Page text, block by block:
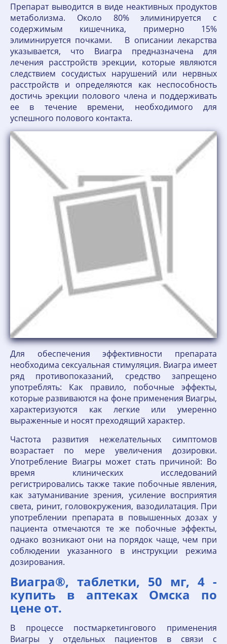
Препарат выводится в виде неактивных продуктов
метаболизма. Около 80% элиминируется с
содержимым кишечника, примерно 15%
элиминируется почками. В описании лекарства
указывается, что Виагра предназначена для
лечения расстройств эрекции, которые являются
следствием сосудистых нарушений или нервных
расстройств и определяются как неспособность
достичь эрекции полового члена и поддерживать
ее в течение времени, необходимого для
успешного полового контакта.
Для обеспечения эффективности препарата
необходима сексуальная стимуляция. Виагра имеет
ряд противопоказаний, средство запрещено
употреблять: Как правило, побочные эффекты,
которые развиваются на фоне применения Виагры,
характеризуются как легкие или умеренно
выраженные и носят преходящий характер.
Частота развития нежелательных симптомов
возрастает по мере увеличения дозировки.
Употребление Виагры может стать причиной: Во
время клинических исследований
регистрировались также такие побочные явления,
как затуманивание зрения, усиление восприятия
света, ринит, головокружения, вазодилатация. При
употреблении препарата в повышенных дозах у
пациента отмечаются те же побочные эффекты,
однако возникают они на порядок чаще, чем при
соблюдении указанного в инструкции режима
дозирования.
Виагра®, таблетки, 50 мг, 4 -
купить в аптеках Омска по
цене от.
В процессе постмаркетингового применения
Виагры у отдельных пациентов в связи с